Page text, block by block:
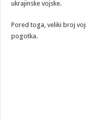
ukrajinske vojske.
Pored toga, veliki broj
pogotka.